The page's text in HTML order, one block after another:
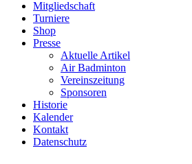
Mitgliedschaft
Turniere
Shop
Presse
Aktuelle Artikel
Air Badminton
Vereinszeitung
Sponsoren
Historie
Kalender
Kontakt
Datenschutz